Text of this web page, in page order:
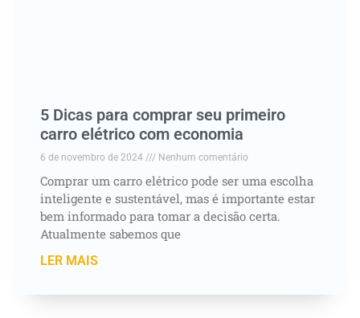
5 Dicas para comprar seu primeiro
carro elétrico com economia
6 de novembro de 2024 Nenhum comentário
Comprar um carro elétrico pode ser uma escolha
inteligente e sustentável, mas é importante estar
bem informado para tomar a decisão certa.
Atualmente sabemos que
LER MAIS